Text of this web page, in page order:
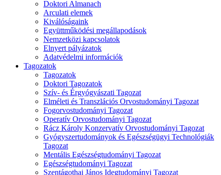
Doktori Almanach
Arculati elemek
Kiválóságaink
Együttműködési megállapodások
Nemzetközi kapcsolatok
Elnyert pályázatok
Adatvédelmi információk
Tagozatok
Tagozatok
Doktori Tagozatok
Szív- és Érgyógyászati Tagozat
Elméleti és Transzlációs Orvostudományi Tagozat
Fogorvostudományi Tagozat
Operatív Orvostudományi Tagozat
Rácz Károly Konzervatív Orvostudományi Tagozat
Gyógyszertudományok és Egészségügyi Technológiák
Tagozat
Mentális Egészségtudományi Tagozat
Egészségtudományi Tagozat
Szentágothai János Idegtudományi Tagozat